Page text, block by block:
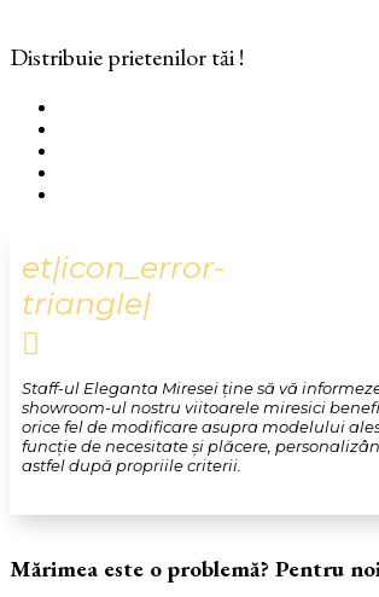
Distribuie prietenilor tăi !
et|icon_error-
triangle|

Staff-ul Eleganta Miresei ține să vă
showroom-ul nostru viitoarele miresici
orice fel de modificare asupra modelului
funcție de necesitate și plăcere,
astfel după propriile criterii.
Mărimea este o problemă? Pentru